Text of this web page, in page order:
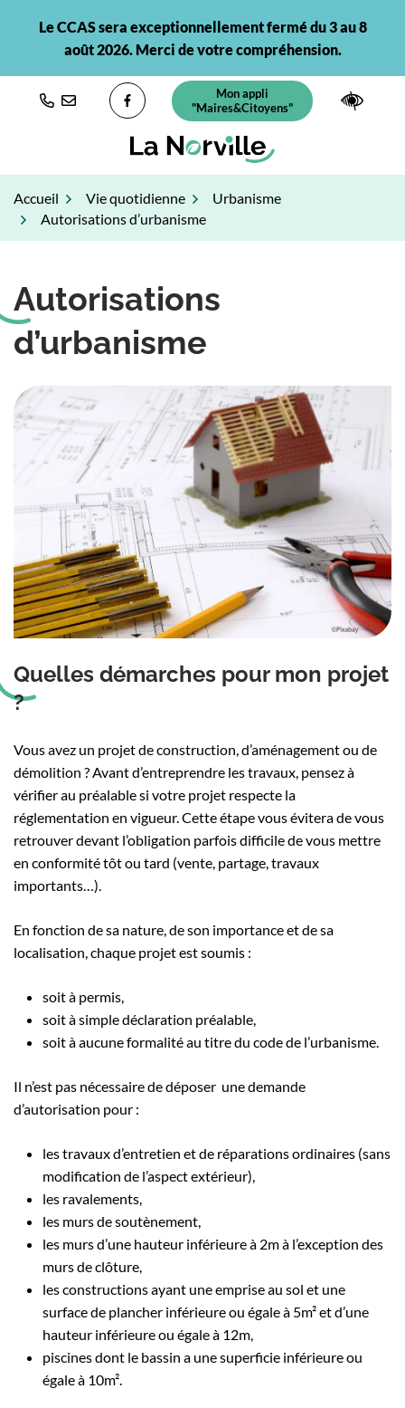
Le CCAS sera exceptionnellement fermé du 3 au 8
août 2026. Merci de votre compréhension.
Lien vers le compte Facebook
Mon appli
"Maires&Citoyens"(ouverture dans un nouvel
Accueil Vie quotidienne
Urbanisme
Autorisations d’urbanisme
Autorisations
d’urbanisme
Quelles démarches pour mon projet
?
Vous avez un projet de construction, d’aménagement ou de
démolition ? Avant d’entreprendre les travaux, pensez à
vérifier au préalable si votre projet respecte la
réglementation en vigueur. Cette étape vous évitera de vous
retrouver devant l’obligation parfois difficile de vous mettre
en conformité tôt ou tard (vente, partage, travaux
importants…).
En fonction de sa nature, de son importance et de sa
localisation, chaque projet est soumis :
soit à permis,
soit à simple déclaration préalable,
soit à aucune formalité au titre du code de l’urbanisme.
Il n’est pas nécessaire de déposer une demande
d’autorisation pour :
les travaux d’entretien et de réparations ordinaires (sans
modification de l’aspect extérieur),
les ravalements,
les murs de soutènement,
les murs d’une hauteur inférieure à 2m à l’exception des
murs de clôture,
les constructions ayant une emprise au sol et une
surface de plancher inférieure ou égale à 5m² et d’une
hauteur inférieure ou égale à 12m,
piscines dont le bassin a une superficie inférieure ou
égale à 10m².